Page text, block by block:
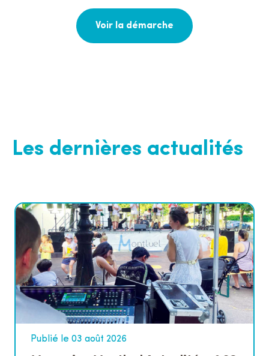
Voir la démarche
Les dernières actualités
Publié le 03 août 2026